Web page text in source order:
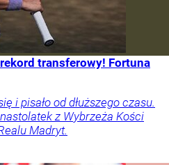
transferowy! Fortuna
i pisało od dłuższego czasu.
z Wybrzeża Kości
Madryt.